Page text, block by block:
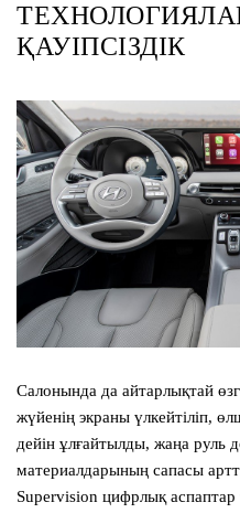
ҚАУІПСІЗДІК
Салонында да айтарлықтай
жүйенің экраны үлкейтіліп,
дейін ұлғайтылды, жаңа руль
материалдарының сапасы
Supervision цифрлық